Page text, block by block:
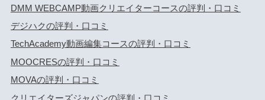
DMM WEBCAMP動画クリエイターコースの評判・口コミ
デジハクの評判・口コミ
TechAcademy動画編集コースの評判・口コミ
MOOCRESの評判・口コミ
MOVAの評判・口コミ
クリエイターズジャパンの評判・口コミ